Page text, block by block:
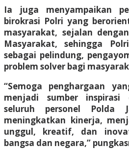
Ia juga menyampaikan
birokrasi Polri yang
masyarakat, sejalan
Masyarakat, sehingga
sebagai pelindung,
problem solver bagi
“Semoga penghargaan
menjadi sumber
seluruh personel Polda
meningkatkan kinerja,
unggul, kreatif, dan
bangsa dan negara,”